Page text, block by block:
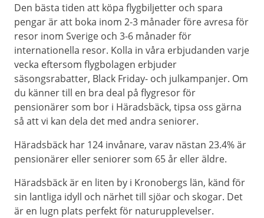
Den bästa tiden att köpa flygbiljetter och spara
pengar är att boka inom 2-3 månader före avresa för
resor inom Sverige och 3-6 månader för
internationella resor. Kolla in våra erbjudanden varje
vecka eftersom flygbolagen erbjuder
säsongsrabatter, Black Friday- och julkampanjer. Om
du känner till en bra deal på flygresor för
pensionärer som bor i Häradsbäck, tipsa oss gärna
så att vi kan dela det med andra seniorer.
Häradsbäck har 124 invånare, varav nästan 23.4% är
pensionärer eller seniorer som 65 år eller äldre.
Häradsbäck är en liten by i Kronobergs län, känd för
sin lantliga idyll och närhet till sjöar och skogar. Det
är en lugn plats perfekt för naturupplevelser.